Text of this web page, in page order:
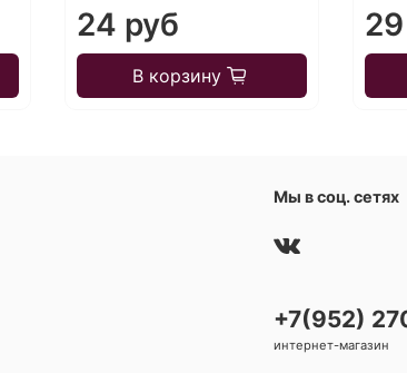
24 руб
В корзину
Мы в соц. сетях
+7(952)
интернет-магазин